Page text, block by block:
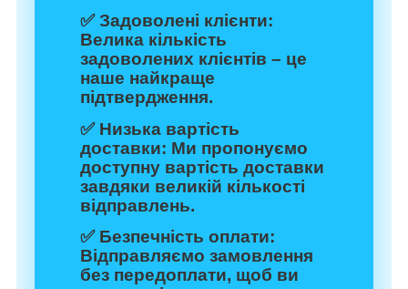
✅Задоволені клієнти:
Велика кількість
задоволених клієнтів – це
наше найкраще
підтвердження.
✅ Низька вартість
доставки: Ми пропонуємо
доступну вартість доставки
завдяки великій кількості
відправлень.
✅ Безпечність оплати:
Відправляємо замовлення
без передоплати, щоб ви